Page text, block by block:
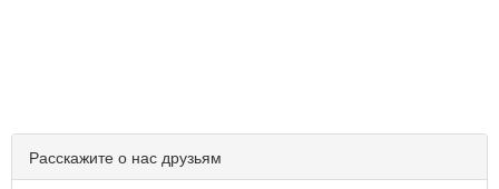
Расскажите о нас друзьям